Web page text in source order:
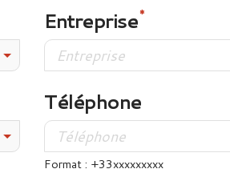
Entreprise
Téléphone
Format : +33xxxxxxxxx